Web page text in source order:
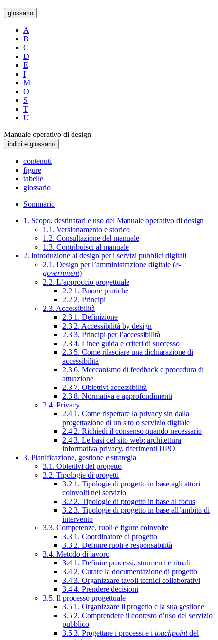
glossario
A
B
C
D
E
I
M
O
S
T
U
Manuale operativo di design
indici e glossario
contenuti
figure
tabelle
glossario
Sommario
1. Scopo, destinatari e uso del Manuale operativo di design
1.1. Versionamento e storico
1.2. Consultazione del manuale
1.3. Contribuisci al manuale
2. Introduzione al design per i servizi pubblici digitali
2.1. Design per l’amministrazione digitale (e-
government)
2.2. L’approccio progettuale
2.2.1. Buone pratiche
2.2.2. Principi
2.3. Accessibilità
2.3.1. Definizione
2.3.2. Accessibilità by design
2.3.3. Principi per l’accessibilità
2.3.4. Linee guida e criteri di successo
2.3.5. Come rilasciare una dichiarazione di
accessibilità
2.3.6. Meccanismo di feedback e procedura di
attuazione
2.3.7. Obiettivi accessibilità
2.3.8. Normativa e approfondimenti
2.4. Privacy
2.4.1. Come rispettare la privacy sin dalla
progettazione di un sito o servizio digitale
2.4.2. Richiedi il consenso quando necessario
2.4.3. Le basi del sito web: architettura,
informativa privacy, riferimenti DPO
3. Pianificazione, gestione e strategia
3.1. Obiettivi del progetto
3.2. Tipologie di progetti
3.2.1. Tipologie di progetto in base agli attori
coinvolti nel servizio
3.2.2. Tipologie di progetto in base al focus
3.2.3. Tipologie di progetto in base all’ambito di
intervento
3.3. Competenze, ruoli e figure coinvolte
3.3.1. Coordinatore di progetto
3.3.2. Definire ruoli e responsabilità
3.4. Metodo di lavoro
3.4.1. Definire processi, strumenti e rituali
3.4.2. Curare la documentazione di progetto
3.4.3. Organizzare tavoli tecnici collaborativi
3.4.4. Prendere decisioni
3.5. Il processo progettuale
3.5.1. Organizzare il progetto e la sua gestione
3.5.2. Comprendere il contesto d’uso del servizio
pubblico
3.5.3. Progettare i processi e i touchpointdel